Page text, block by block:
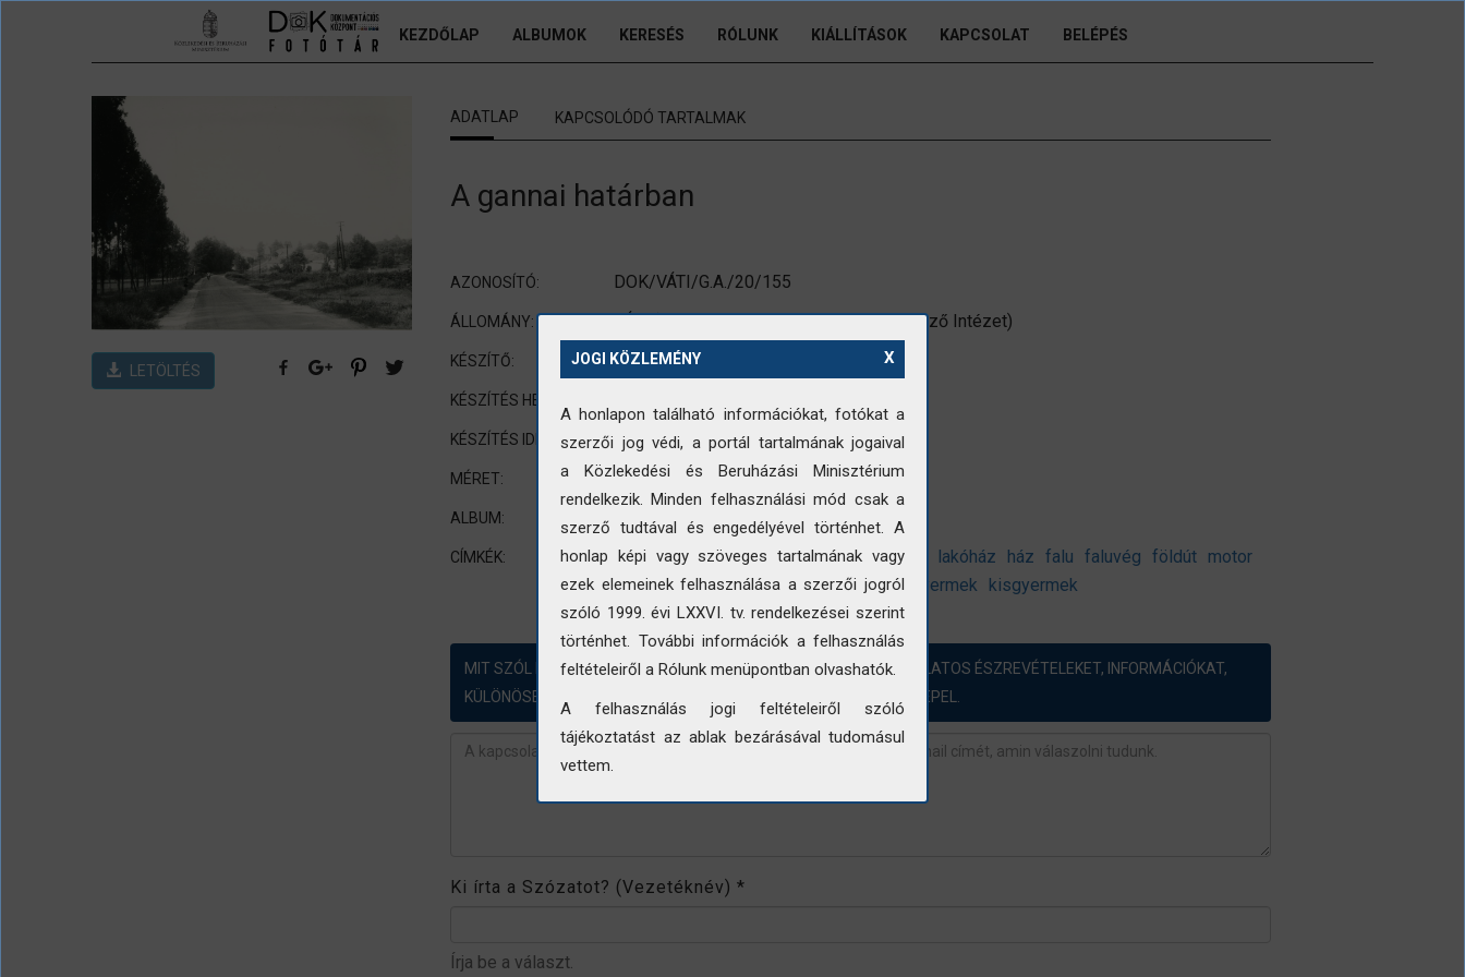
KEZDŐLAP ALBUMOK KERESÉS RÓLUNK KIÁLLÍTÁSOK KAPCSOLAT BELÉPÉS
LETÖLTÉS
ADATLAP KAPCSOLÓDÓ TARTALMAK
A gannai határban
AZONOSÍTÓ: DOK/VÁTI/G.A./20/155
ÁLLOMÁNY: VÁTI (Városépítési Tudományos és Tervező Intézet)
KÉSZÍTŐ: Gazda Anikó
KÉSZÍTÉS HELYE:
KÉSZÍTÉS IDEJE: 1983
MÉRET: nem standard méretre vágott fotó
ALBUM: Látkép
CÍMKÉK: villanyoszlop villanyvezeték lakóépület lakóház ház falu faluvég földút motor
motorkerékpár motorbicikli motoros gyermek kisgyermek
MIT SZÓL HOZZÁ?! ÖRÖMMEL FOGADJUK A FOTÓINKKAL KAPCSOLATOS ÉSZREVÉTELEKET, INFORMÁCIÓKAT,
KÜLÖNÖSEN AZOKBAN AZ ESETEKBEN, AHOL „NINCS ADAT” SZEREPEL.
Ki írta a Szózatot? (Vezetéknév)*
Írja be a választ.
X
JOGI KÖZLEMÉNY
A honlapon található információkat, fotókat a
szerzői jog védi, a portál tartalmának jogaival
a Közlekedési és Beruházási Minisztérium
rendelkezik. Minden felhasználási mód csak a
szerző tudtával és engedélyével történhet. A
honlap képi vagy szöveges tartalmának vagy
ezek elemeinek felhasználása a szerzői jogról
szóló 1999. évi LXXVI. tv. rendelkezései szerint
történhet. További információk a felhasználás
feltételeiről a Rólunk menüpontban olvashatók.
A felhasználás jogi feltételeiről szóló
tájékoztatást az ablak bezárásával tudomásul
vettem.